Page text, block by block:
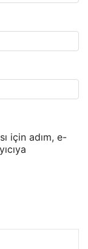
için adım, e-